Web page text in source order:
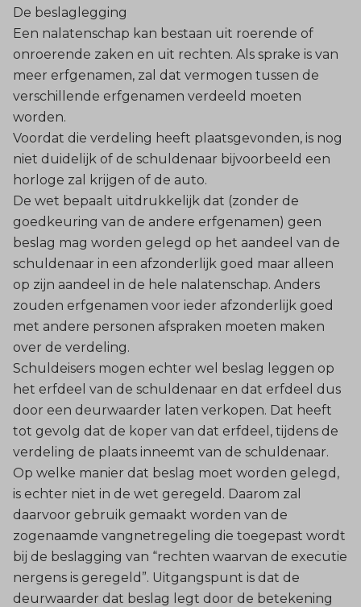
De beslaglegging
Een nalatenschap kan bestaan uit roerende of
onroerende zaken en uit rechten. Als sprake is van
meer erfgenamen, zal dat vermogen tussen de
verschillende erfgenamen verdeeld moeten
worden.
Voordat die verdeling heeft plaatsgevonden, is nog
niet duidelijk of de schuldenaar bijvoorbeeld een
horloge zal krijgen of de auto.
De wet bepaalt uitdrukkelijk dat (zonder de
goedkeuring van de andere erfgenamen) geen
beslag mag worden gelegd op het aandeel van de
schuldenaar in een afzonderlijk goed maar alleen
op zijn aandeel in de hele nalatenschap. Anders
zouden erfgenamen voor ieder afzonderlijk goed
met andere personen afspraken moeten maken
over de verdeling.
Schuldeisers mogen echter wel beslag leggen op
het erfdeel van de schuldenaar en dat erfdeel dus
door een deurwaarder laten verkopen. Dat heeft
tot gevolg dat de koper van dat erfdeel, tijdens de
verdeling de plaats inneemt van de schuldenaar.
Op welke manier dat beslag moet worden gelegd,
is echter niet in de wet geregeld. Daarom zal
daarvoor gebruik gemaakt worden van de
zogenaamde vangnetregeling die toegepast wordt
bij de beslagging van “rechten waarvan de executie
nergens is geregeld”. Uitgangspunt is dat de
deurwaarder dat beslag legt door de betekening